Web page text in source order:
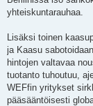
yhteiskuntarauhaa.
Lisäksi toinen
ja Kaasu
hintojen valtavaa
tuotanto tuhoutuu,
WEFfin yritykset
pääsääntöisesti